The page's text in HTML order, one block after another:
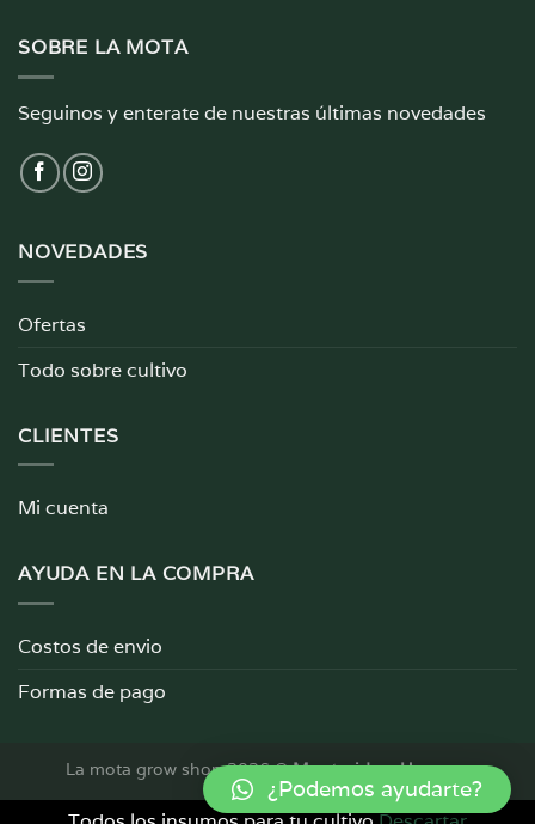
SOBRE LA MOTA
Seguinos y enterate de nuestras últimas novedades
NOVEDADES
Ofertas
Todo sobre cultivo
CLIENTES
Mi cuenta
AYUDA EN LA COMPRA
Costos de envio
Formas de pago
La mota grow shop 2026 ©Montevideo, Uruguay
¿Podemos ayudarte?